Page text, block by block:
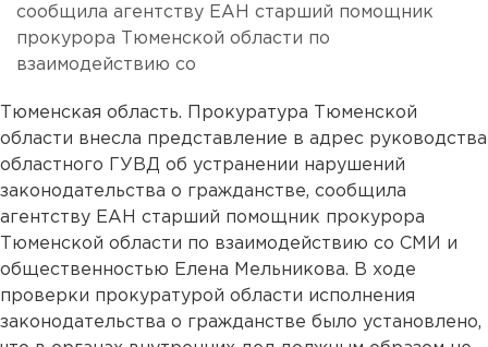
сообщила агентству ЕАН старший помощник
прокурора Тюменской области по
взаимодействию со
Тюменская область. Прокуратура Тюменской
области внесла представление в адрес руководства
областного ГУВД об устранении нарушений
законодательства о гражданстве, сообщила
агентству ЕАН старший помощник прокурора
Тюменской области по взаимодействию со СМИ и
общественностью Елена Мельникова. В ходе
проверки прокуратурой области исполнения
законодательства о гражданстве было установлено,